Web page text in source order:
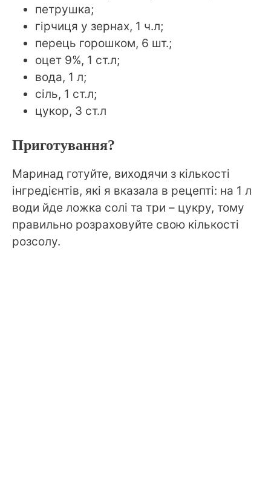
петрушка;
гірчиця у зернах, 1 ч.л;
перець горошком, 6 шт.;
оцет 9%, 1 ст.л;
вода, 1 л;
сіль, 1 ст.л;
цукор, 3 ст.л
Приготування?
Маринад готуйте, виходячи з кількості
інгредієнтів, які я вказала в рецепті: на 1 л
води йде ложка солі та три – цукру, тому
правильно розраховуйте свою кількості
розсолу.